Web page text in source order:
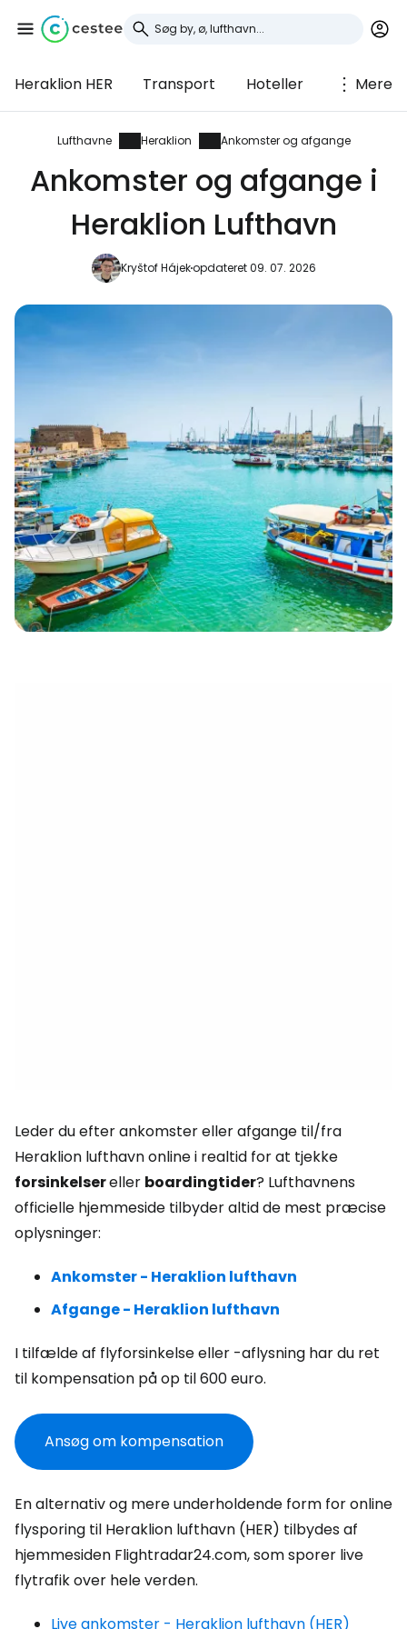
Heraklion HER Transport Hoteller Mere
Lufthavne Heraklion Ankomster og afgange
Ankomster og afgange i
Heraklion Lufthavn
Kryštof Hájekopdateret 09. 07. 2026
Leder du efter ankomster eller afgange til/fra
Heraklion lufthavn online i realtid for at tjekke
forsinkelsereller boardingtider? Lufthavnens
officielle hjemmeside tilbyder altid de mest præcise
oplysninger:
Ankomster - Heraklion lufthavn
Afgange - Heraklion lufthavn
I tilfælde af flyforsinkelse eller -aflysning har du ret
til kompensation på op til 600 euro.
Ansøg om kompensation
En alternativ og mere underholdende form for online
flysporing til Heraklion lufthavn (HER) tilbydes af
hjemmesiden Flightradar24.com, som sporer live
flytrafik over hele verden.
Live ankomster - Heraklion lufthavn (HER)
Log ind på Cestee
... det verdensomspændende
Fortsæt med Google
Fortsæt med e-mail